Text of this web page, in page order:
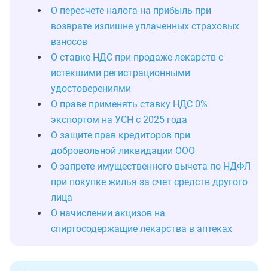
О пересчете налога на прибыль при
возврате излишне уплаченных страховых
взносов
О ставке НДС при продаже лекарств с
истекшими регистрационными
удостоверениями
О праве применять ставку НДС 0%
экспортом на УСН с 2025 года
О защите прав кредиторов при
добровольной ликвидации ООО
О запрете имущественного вычета по НДФЛ
при покупке жилья за счет средств другого
лица
О начислении акцизов на
спиртосодержащие лекарства в аптеках